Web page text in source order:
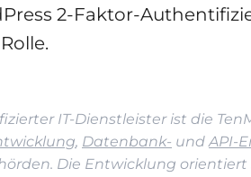
2-Faktor-
IT-Dienstleister ist die
, Datenbank- undAPI-
Die Entwicklung